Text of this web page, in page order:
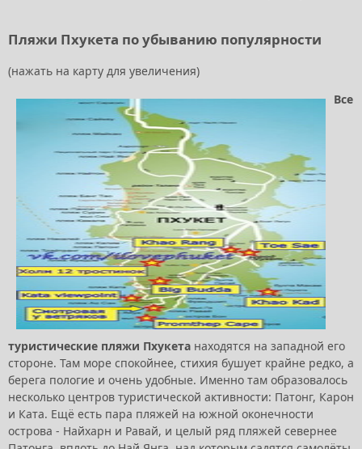
Пляжи Пхукета по убыванию популярности
(нажать на карту для увеличения)
Все
туристические пляжи Пхукета находятся на западной его
стороне. Там море спокойнее, стихия бушует крайне редко, а
берега пологие и очень удобные. Именно там образовалось
несколько центров туристической активности: Патонг, Карон
и Ката. Ещё есть пара пляжей на южной оконечности
острова - Найхарн и Равай, и целый ряд пляжей севернее